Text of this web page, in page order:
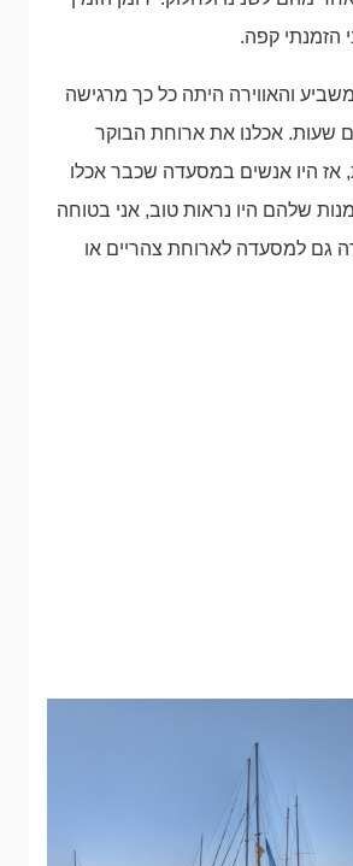
הזמנתי קפה.
והאווירה היתה כל כך מרגישה
שעות. אכלנו את ארוחת הבוקר
אז היו אנשים במסעדה שכבר אכלו
שלהם היו נראות טוב, אני בטוחה
גם למסעדה לארוחת צהריים או